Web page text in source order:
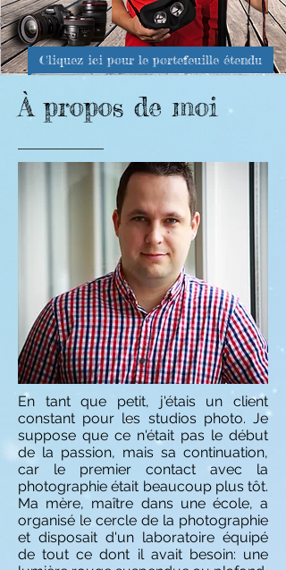
Cliquez ici pour le portefeuille étendu
À propos de moi
En tant que petit, j'étais un client
constant pour les studios photo. Je
suppose que ce n'était pas le début
de la passion, mais sa continuation,
car le premier contact avec la
photographie était beaucoup plus tôt.
Ma mère, maître dans une école, a
organisé le cercle de la photographie
et disposait d'un laboratoire équipé
de tout ce dont il avait besoin: une